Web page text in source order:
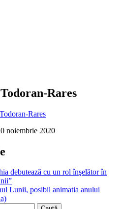
Rares
Rares
noiembrie 2020
debutează cu un rol înşelător în
Lunii, posibil animatia anului